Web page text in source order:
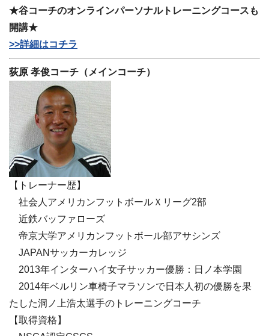
★谷コーチのオンラインパーソナルトレーニングコースも
開講★
>>詳細はコチラ
荻原 孝俊コーチ（メインコーチ）
【トレーナー歴】
社会人アメリカンフットボールＸリーグ2部
近鉄バッファローズ
帝京大学アメリカンフットボール部アサシンズ
JAPANサッカーカレッジ
2013年インターハイ女子サッカー優勝：日ノ本学園
2014年ベルリン車椅子マラソンで日本人初の優勝を果
たした洞ノ上浩太選手のトレーニングコーチ
【取得資格】